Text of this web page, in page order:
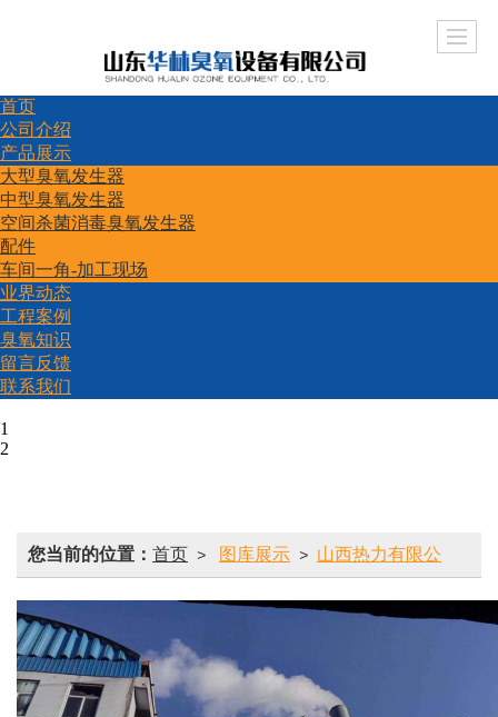
首页
公司介绍
产品展示
大型臭氧发生器
中型臭氧发生器
空间杀菌消毒臭氧发生器
配件
车间一角-加工现场
业界动态
工程案例
臭氧知识
留言反馈
联系我们
1
2
您当前的位置： 首页 > 图库展示 > 山西热力有限公
司-2台40KG氧气源脱硝现场